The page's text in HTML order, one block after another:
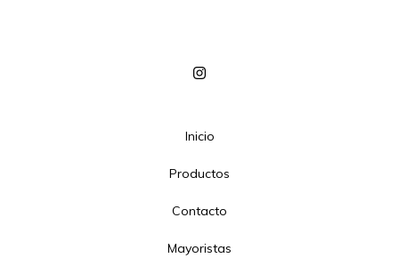
Inicio
Productos
Contacto
Mayoristas